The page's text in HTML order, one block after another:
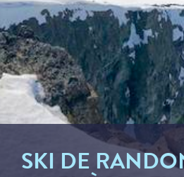
SKI DE